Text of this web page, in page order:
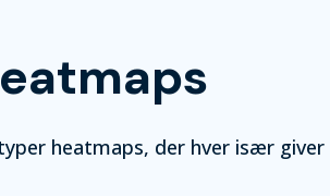
heatmaps, der hver især giver